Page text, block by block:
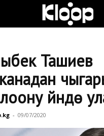
Ташиев
үйүндө
- 09/07/2020